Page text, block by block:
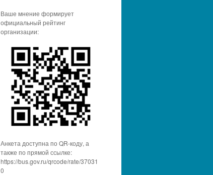
Ваше мнение формирует
официальный рейтинг
организации:
Анкета доступна по QR-коду, а
также по прямой ссылке:
https://bus.gov.ru/qrcode/rate/37031
0